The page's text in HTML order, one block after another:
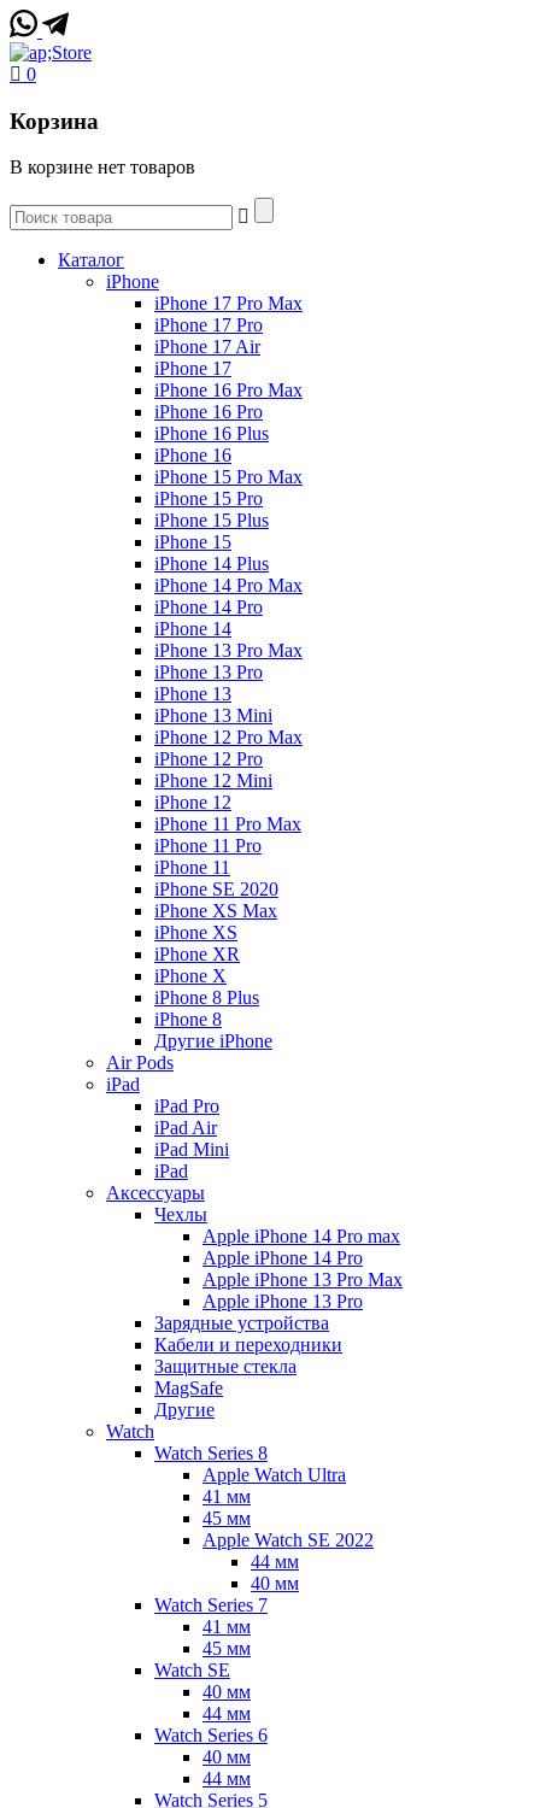
0
Корзина
В корзине нет товаров
Каталог
iPhone
iPhone 17 Pro Max
iPhone 17 Pro
iPhone 17 Air
iPhone 17
iPhone 16 Pro Max
iPhone 16 Pro
iPhone 16 Plus
iPhone 16
iPhone 15 Pro Max
iPhone 15 Pro
iPhone 15 Plus
iPhone 15
iPhone 14 Plus
iPhone 14 Pro Max
iPhone 14 Pro
iPhone 14
iPhone 13 Pro Max
iPhone 13 Pro
iPhone 13
iPhone 13 Mini
iPhone 12 Pro Max
iPhone 12 Pro
iPhone 12 Mini
iPhone 12
iPhone 11 Pro Max
iPhone 11 Pro
iPhone 11
iPhone SE 2020
iPhone XS Max
iPhone XS
iPhone XR
iPhone X
iPhone 8 Plus
iPhone 8
Другие iPhone
Air Pods
iPad
iPad Pro
iPad Air
iPad Mini
iPаd
Аксессуары
Чехлы
Apple iPhone 14 Pro max
Apple iPhone 14 Pro
Apple iPhone 13 Pro Max
Apple iPhone 13 Pro
Зарядные устройства
Кабели и переходники
Защитные стекла
MagSafe
Другие
Watch
Watch Series 8
Apple Watch Ultra
41 мм
45 мм
Apple Watch SE 2022
44 мм
40 мм
Watch Series 7
41 мм
45 мм
Watch SE
40 мм
44 мм
Watch Series 6
40 мм
44 мм
Watch Series 5